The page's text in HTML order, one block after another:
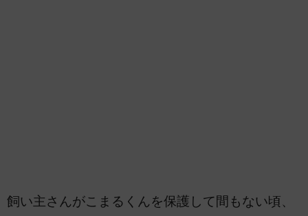
飼い主さんがこまるくんを保護して間もない頃、